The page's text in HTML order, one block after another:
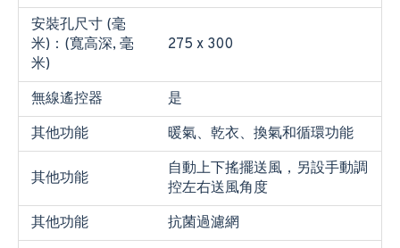
安裝孔尺寸 (毫
米)：(寬高深, 毫
米)
275 x 300
無線遙控器
是
其他功能
暖氣、乾衣、換氣和循環功能
其他功能
自動上下搖擺送風，另設手動調
控左右送風角度
其他功能
抗菌過濾網